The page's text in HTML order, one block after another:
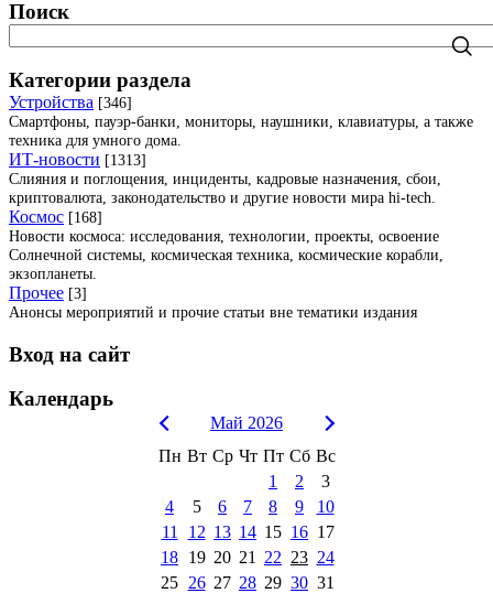
Поиск
Категории раздела
Устройства [346]
Смартфоны, пауэр-банки, мониторы, наушники, клавиатуры, а также
техника для умного дома.
ИТ-новости [1313]
Слияния и поглощения, инциденты, кадровые назначения, сбои,
криптовалюта, законодательство и другие новости мира hi-tech.
Космос [168]
Новости космоса: исследования, технологии, проекты, освоение
Солнечной системы, космическая техника, космические корабли,
экзопланеты.
Прочее [3]
Анонсы мероприятий и прочие статьи вне тематики издания
Вход на сайт
Календарь
Май 2026
Пн Вт Ср Чт Пт Сб Вс
1
2
3
4
5 6 7 8 9
10
11
12 13 14 15 16 17
18 19 20 21 22 23 24
25 26 27 28 29 30 31